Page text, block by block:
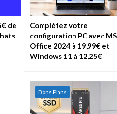
de
Complétez votre
configuration PC avec MS
Office 2024 à 19,99€ et
Windows 11 à 12,25€
Bons Plans